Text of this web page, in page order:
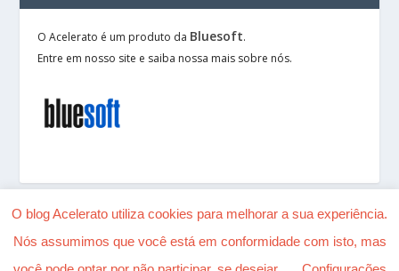
O Acelerato é um produto da Bluesoft.
Entre em nosso site e saiba nossa mais sobre nós.
Desenhado porElegant Themes| Alimentado por
O blog Acelerato utiliza cookies para melhorar a sua experiência.
Nós assumimos que você está em conformidade com isto, mas